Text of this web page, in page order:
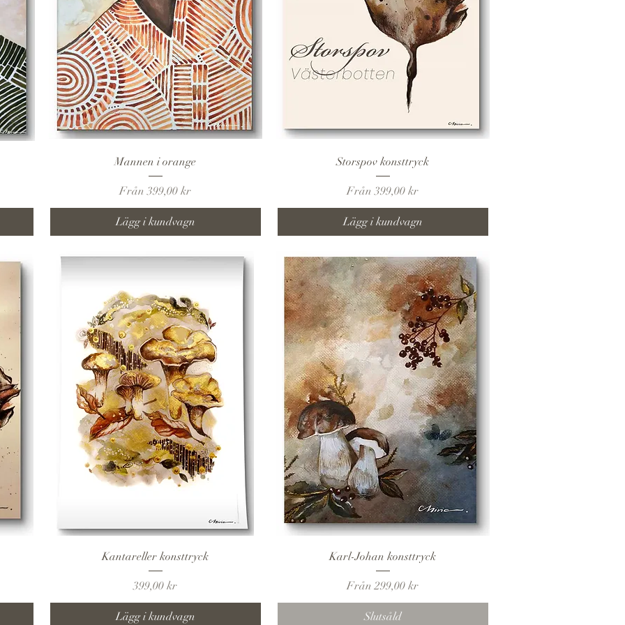
Snabbvisning
Mannen i orange
Från399,00 kr
Reapris
Lägg i kundvagn
Snabbvisning
Storspov konsttryck
Från399,00 kr
Reapris
Lägg i kundvagn
Snabbvisning
Kantareller konsttryck
Pris
399,00 kr
Lägg i kundvagn
Snabbvisning
Karl-Johan konsttryck
Från299,00 kr
Reapris
Slutsåld